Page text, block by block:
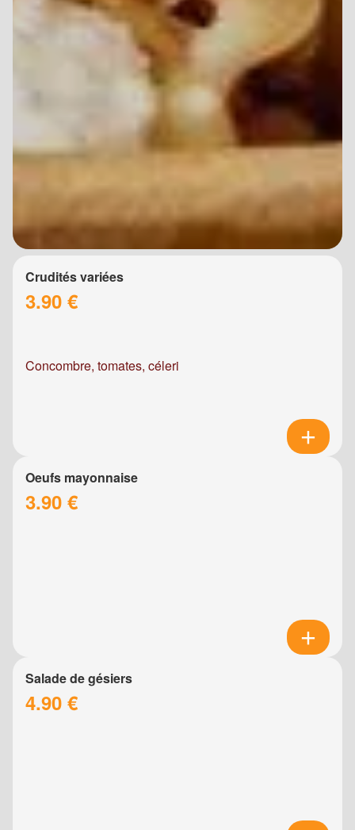
Crudités variées
3.90 €
Concombre, tomates, céleri
Oeufs mayonnaise
3.90 €
Salade de gésiers
4.90 €